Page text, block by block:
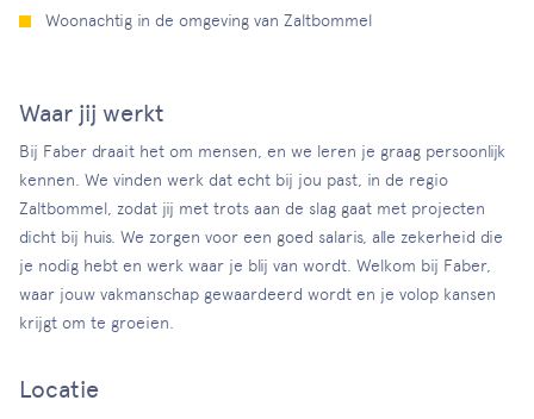
Woonachtig in de omgeving van Zaltbommel
Waar jij werkt
Bij Faber draait het om mensen, en we leren je graag persoonlijk
kennen. We vinden werk dat echt bij jou past, in de regio
Zaltbommel, zodat jij met trots aan de slag gaat met projecten
dicht bij huis. We zorgen voor een goed salaris, alle zekerheid die
je nodig hebt en werk waar je blij van wordt. Welkom bij Faber,
waar jouw vakmanschap gewaardeerd wordt en je volop kansen
krijgt om te groeien.
Locatie